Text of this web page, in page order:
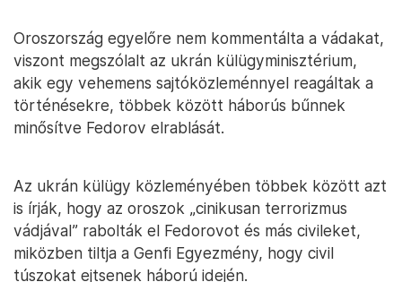
Oroszország egyelőre nem kommentálta a vádakat,
viszont megszólalt az ukrán külügyminisztérium,
akik egy vehemens sajtóközleménnyel reagáltak a
történésekre, többek között háborús bűnnek
minősítve Fedorov elrablását.
Az ukrán külügy közleményében többek között azt
is írják, hogy az oroszok „cinikusan terrorizmus
vádjával” rabolták el Fedorovot és más civileket,
miközben tiltja a Genfi Egyezmény, hogy civil
túszokat ejtsenek háború idején.